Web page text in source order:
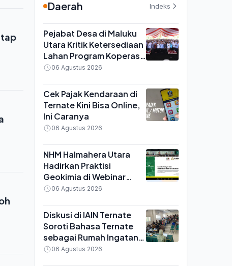
Daerah Indeks
Pejabat Desa di Maluku
Utara Kritik Ketersediaan
Lahan Program Koperasi
Merah Putih saat Seminar
06 Agustus 2026
Cek Pajak Kendaraan di
Ternate Kini Bisa Online,
Ini Caranya
06 Agustus 2026
NHM Halmahera Utara
Hadirkan Praktisi
Geokimia di Webinar
MGEI UNG, Bahas
06 Agustus 2026
Diskusi di IAIN Ternate
Soroti Bahasa Ternate
sebagai Rumah Ingatan,
Yayasan Pustaka Pangaji
06 Agustus 2026